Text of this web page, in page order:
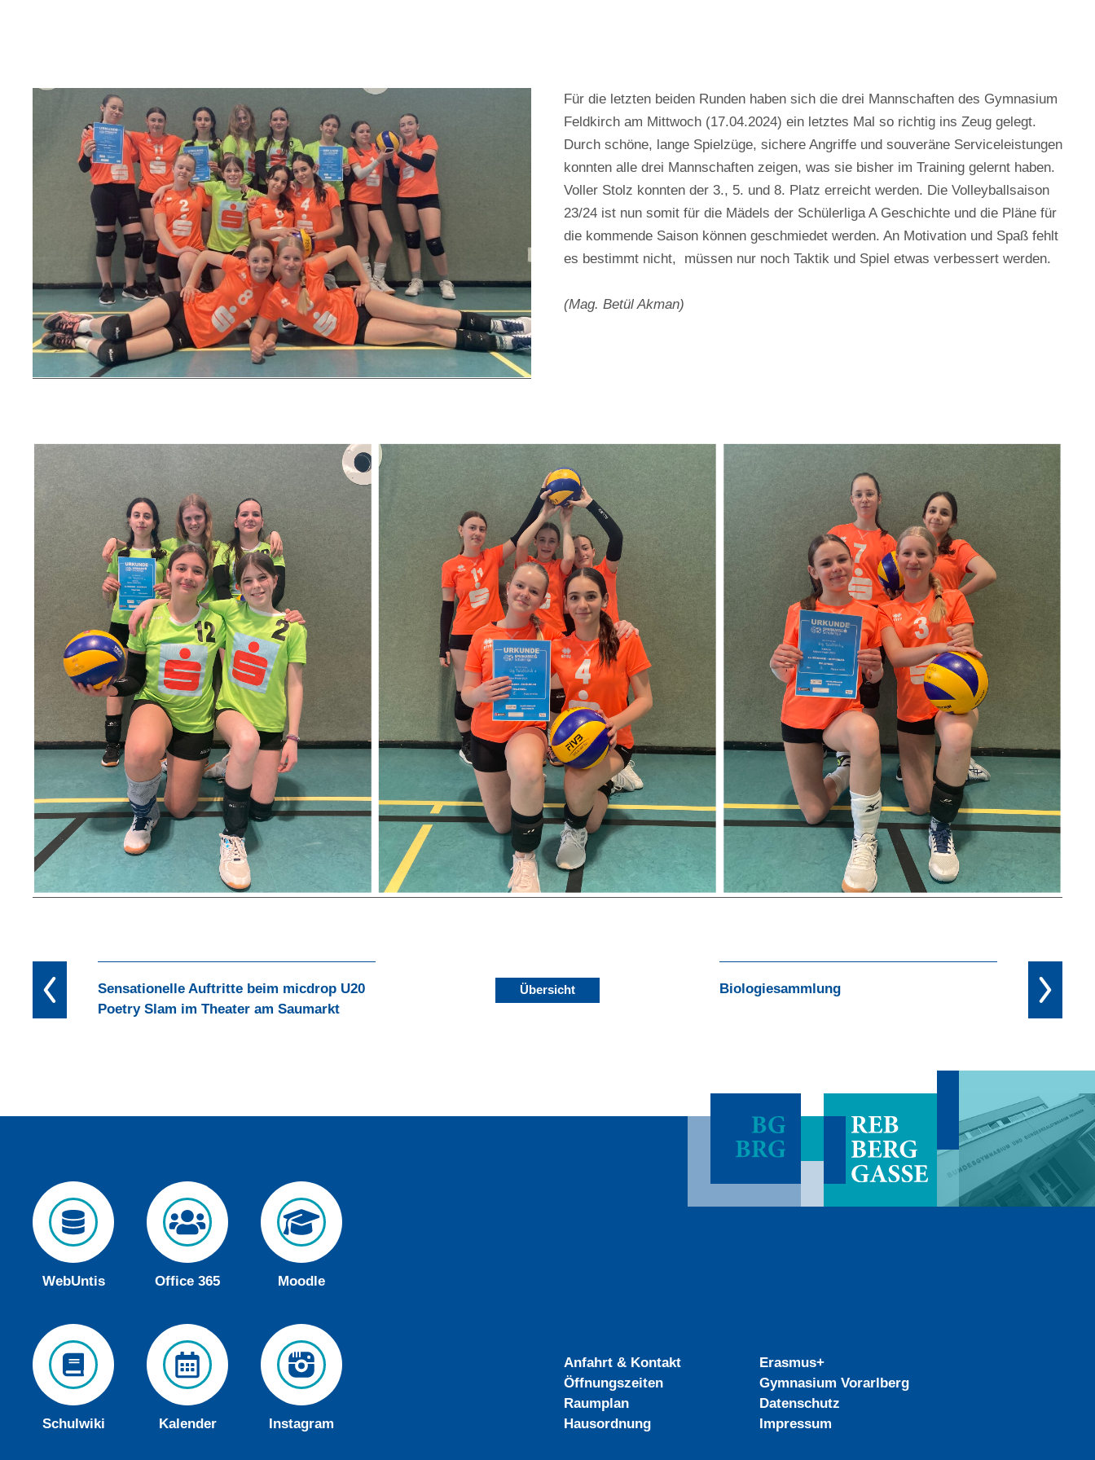
Für die letzten beiden Runden haben sich die drei Mannschaften des Gymnasium
Feldkirch am Mittwoch (17.04.2024) ein letztes Mal so richtig ins Zeug gelegt.
Durch schöne, lange Spielzüge, sichere Angriffe und souveräne Serviceleistungen
konnten alle drei Mannschaften zeigen, was sie bisher im Training gelernt haben.
Voller Stolz konnten der 3., 5. und 8. Platz erreicht werden. Die Volleyballsaison
23/24 ist nun somit für die Mädels der Schülerliga A Geschichte und die Pläne für
die kommende Saison können geschmiedet werden. An Motivation und Spaß fehlt
es bestimmt nicht, müssen nur noch Taktik und Spiel etwas verbessert werden.
(Mag. Betül Akman)
Sensationelle Auftritte beim micdrop U20
Poetry Slam im Theater am Saumarkt
Übersicht Biologiesammlung
WebUntis Office 365 Moodle
Schulwiki Kalender Instagram
Anfahrt & Kontakt
Öffnungszeiten
Raumplan
Hausordnung
Erasmus+
Gymnasium Vorarlberg
Datenschutz
Impressum